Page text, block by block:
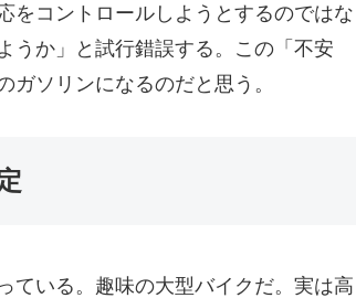
をコントロールしようとするのではな
うか」と試行錯誤する。この「不安
ソリンになるのだと思う。
ている。趣味の大型バイクだ。実は高